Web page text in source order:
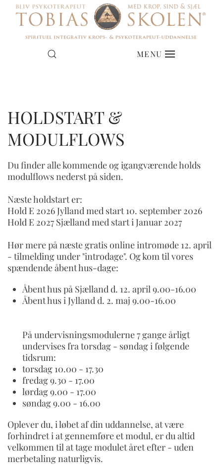
MENU
HVAD KOSTER
SE PRISER OG MULIGHEDER
HOLDSTART &
MODULFLOWS
Du finder alle kommende og igangværende holds
modulflows nederst på siden.
Næste holdstart er:
Hold E 2026 Jylland med start 10. september 2026
Hold E 2027 Sjælland med start i Januar 2027
Hør mere på næste gratis online intromøde 12. april
- tilmelding under "introdage". Og kom til vores
spændende åbent hus-dage:
Åbent hus på Sjælland d. 12. april 9.00-16.00
Åbent hus i Jylland d. 2. maj 9.00-16.00
På undervisningsmodulerne 7 gange årligt
undervises fra torsdag - søndag i følgende
tidsrum:
torsdag 10.00 - 17.30
fredag 9.30 - 17.00
lørdag 9.00 - 17.00
søndag 9.00 - 16.00
Oplever du, i løbet af din uddannelse, at være
forhindret i at gennemføre et modul, er du altid
velkommen til at tage modulet året efter - uden
merbetaling naturligvis.